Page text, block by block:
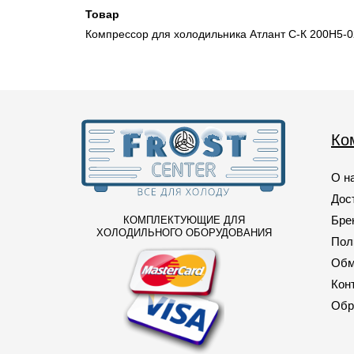
157
160 (2)
169 (1)
170 (2)
171 (1)
181 (3)
(3)
(1)
197
Товар
Компрессор для холодильника Атлант С-К 200Н5-
КОМПЛЕКТУЮЩИЕ ДЛЯ
ХОЛОДИЛЬНОГО ОБОРУДОВАНИЯ
О